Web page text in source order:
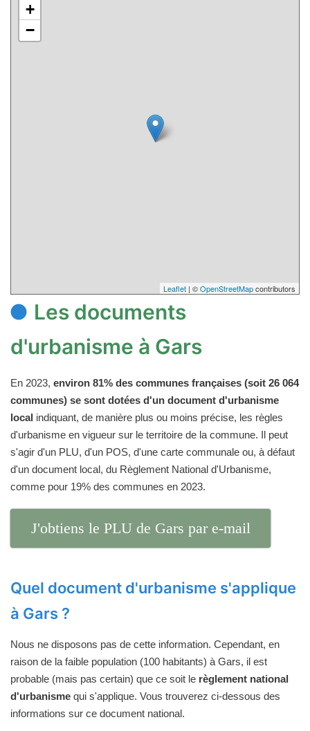
+
−
Leaflet | ©OpenStreetMapcontributors
Les documents
d'urbanisme à Gars
En 2023, environ 81% des communes françaises (soit 26 064
communes) se sont dotées d'un document d'urbanisme
local indiquant, de manière plus ou moins précise, les règles
d'urbanisme en vigueur sur le territoire de la commune. Il peut
s'agir d'un PLU, d'un POS, d'une carte communale ou, à défaut
d'un document local, du Règlement National d'Urbanisme,
comme pour 19% des communes en 2023.
J'obtiens le PLU de Gars par e-mail
Quel document d'urbanisme s'applique
à Gars ?
Nous ne disposons pas de cette information. Cependant, en
raison de la faible population (100 habitants) à Gars, il est
probable (mais pas certain) que ce soit le règlement national
d'urbanisme qui s'applique. Vous trouverez ci-dessous des
informations sur ce document national.